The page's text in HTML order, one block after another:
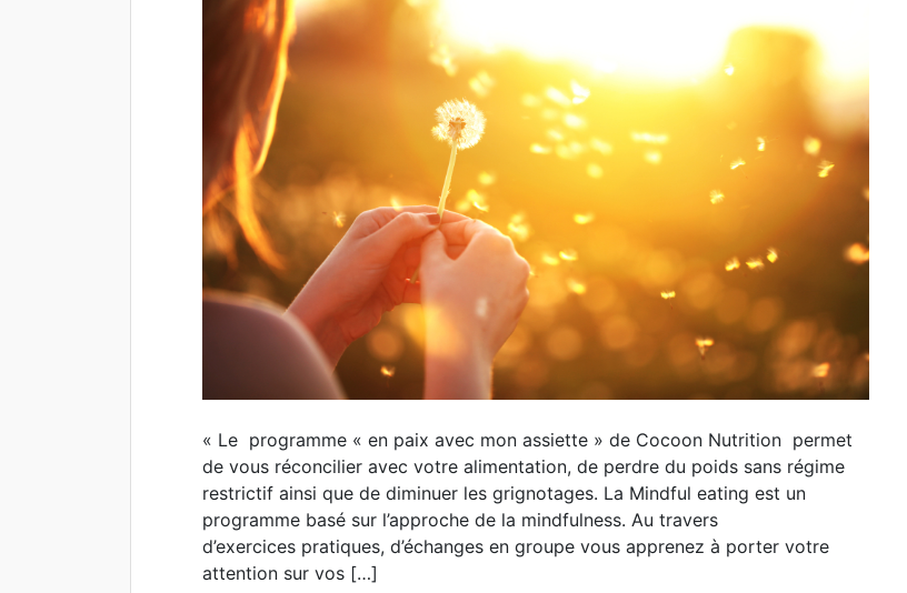
« Le programme « en paix avec mon assiette » de Cocoon Nutrition permet
de vous réconcilier avec votre alimentation, de perdre du poids sans régime
restrictif ainsi que de diminuer les grignotages. La Mindful eating est un
programme basé sur l’approche de la mindfulness. Au travers
d’exercices pratiques, d’échanges en groupe vous apprenez à porter votre
attention sur vos […]